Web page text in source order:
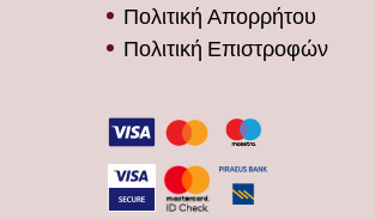
Πολιτική Απορρήτου
Πολιτική Επιστροφών